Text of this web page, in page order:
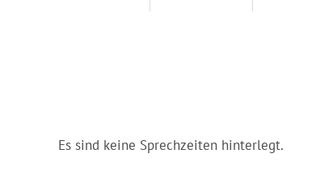
Es sind keine Sprechzeiten hinterlegt.